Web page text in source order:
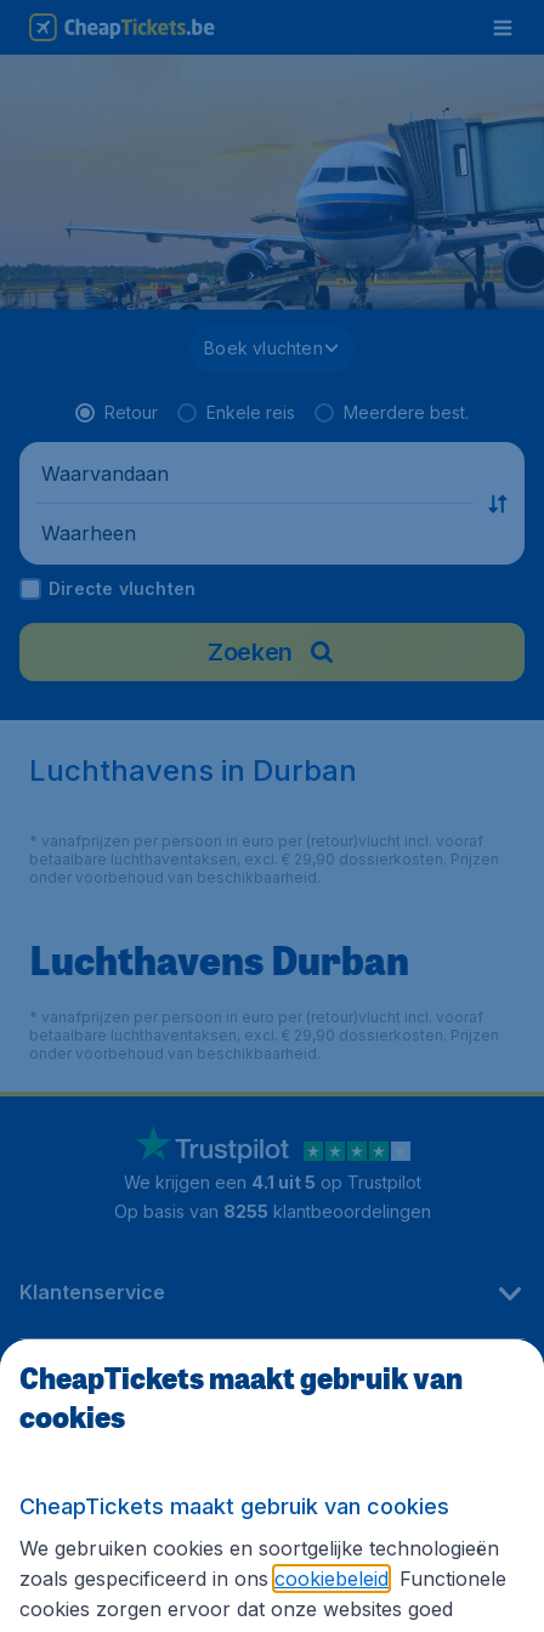
Boek vluchten
Retour Enkele reis Meerdere best.
Waarvandaan
Waarheen
Directe vluchten
Zoeken
Luchthavens in Durban
* vanafprijzen per persoon in euro per (retour)vlucht incl. vooraf
betaalbare luchthaventaksen, excl. € 29,90 dossierkosten. Prijzen
onder voorbehoud van beschikbaarheid.
Luchthavens Durban
* vanafprijzen per persoon in euro per (retour)vlucht incl. vooraf
betaalbare luchthaventaksen, excl. € 29,90 dossierkosten. Prijzen
onder voorbehoud van beschikbaarheid.
We krijgen een 4.1 uit 5 op Trustpilot
Op basis van 8255 klantbeoordelingen
Klantenservice
CheapTickets.be
Volg CheapTickets.be
CheapTickets maakt gebruik van
cookies
CheapTickets maakt gebruik van cookies
We gebruiken cookies en soortgelijke technologieën
zoals gespecificeerd in ons cookiebeleid . Functionele
cookies zorgen ervoor dat onze websites goed